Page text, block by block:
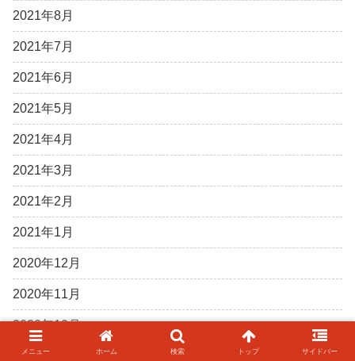
2021年8月
2021年7月
2021年6月
2021年5月
2021年4月
2021年3月
2021年2月
2021年1月
2020年12月
2020年11月
2020年10月
2020年9月
メニュー ホーム 検索 トップ サイドバー